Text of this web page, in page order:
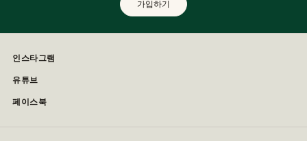
가입하기
인스타그램
유튜브
페이스북